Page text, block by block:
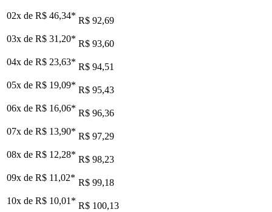
02x de R$ 46,34* R$ 92,69
03x de R$ 31,20* R$ 93,60
04x de R$ 23,63* R$ 94,51
05x de R$ 19,09* R$ 95,43
06x de R$ 16,06* R$ 96,36
07x de R$ 13,90* R$ 97,29
08x de R$ 12,28* R$ 98,23
09x de R$ 11,02* R$ 99,18
10x de R$ 10,01* R$ 100,13